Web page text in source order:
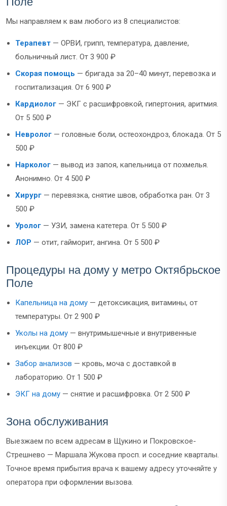
Мы направляем к вам любого из 8 специалистов:
Терапевт — ОРВИ, грипп, температура, давление,
больничный лист. От 3 900 ₽
Скорая помощь — бригада за 20–40 минут, перевозка и
госпитализация. От 6 900 ₽
Кардиолог — ЭКГ с расшифровкой, гипертония, аритмия.
От 5 500 ₽
Невролог — головные боли, остеохондроз, блокада. От 5
500 ₽
Нарколог — вывод из запоя, капельница от похмелья.
Анонимно. От 4 500 ₽
Хирург — перевязка, снятие швов, обработка ран. От 3
500 ₽
Уролог — УЗИ, замена катетера. От 5 500 ₽
ЛОР — отит, гайморит, ангина. От 5 500 ₽
Процедуры на дому у метро Октябрьское
Поле
Капельница на дому — детоксикация, витамины, от
температуры. От 2 900 ₽
Уколы на дому — внутримышечные и внутривенные
инъекции. От 800 ₽
Забор анализов — кровь, моча с доставкой в
лабораторию. От 1 500 ₽
ЭКГ на дому — снятие и расшифровка. От 2 500 ₽
Зона обслуживания
Выезжаем по всем адресам в Щукино и Покровское-
Стрешнево — Маршала Жукова просп. и соседние кварталы.
Точное время прибытия врача к вашему адресу уточняйте у
оператора при оформлении вызова.